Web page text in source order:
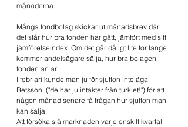
månaderna.
Många fondbolag skickar ut månadsbrev där
det står hur bra fonden har gått, jämfört med sitt
jämförelseindex. Om det går dåligt lite för länge
kommer andelsägare sälja, hur bra bolagen i
fonden än är.
I febriari kunde man ju för sjutton inte äga
Betsson, ("de har ju intäkter från turkiet!") för att
någon månad senare få frågan hur sjutton man
kan sälja.
Att försöka slå marknaden varje enskilt kvartal